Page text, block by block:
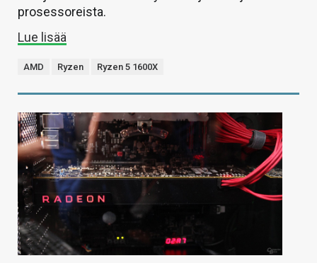
prosessoreista.
Lue lisää
AMD Ryzen Ryzen 5 1600X